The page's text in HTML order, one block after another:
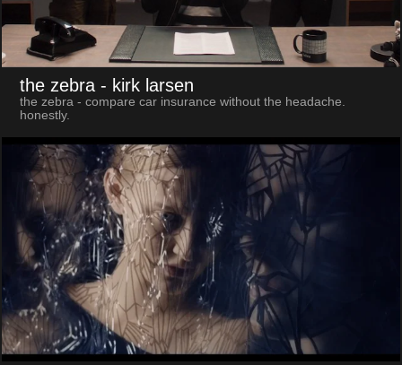
the zebra - kirk larsen
the zebra - compare car insurance without the headache.
honestly.